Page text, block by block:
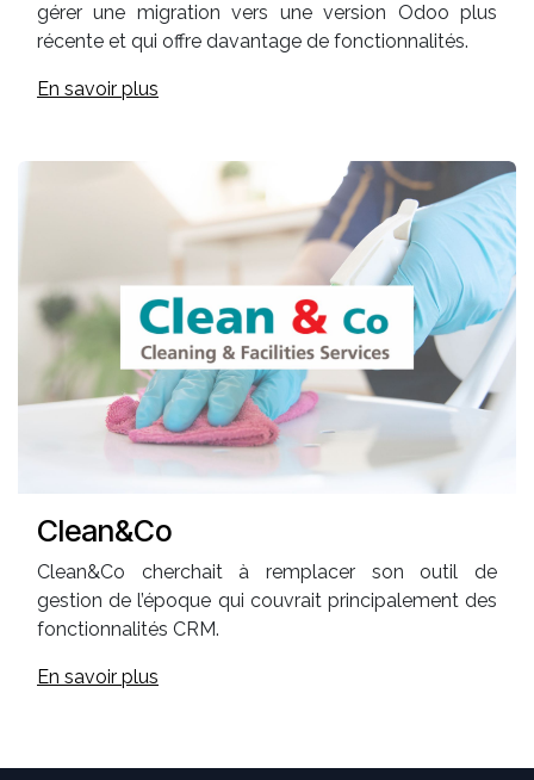
gérer une migration vers une version Odoo plus
récente et qui offre davantage de fonctionnalités.
En savoir plus
Clean&Co
Clean&Co cherchait à remplacer son outil de
gestion de l’époque qui couvrait principalement des
fonctionnalités CRM.
En savoir plus